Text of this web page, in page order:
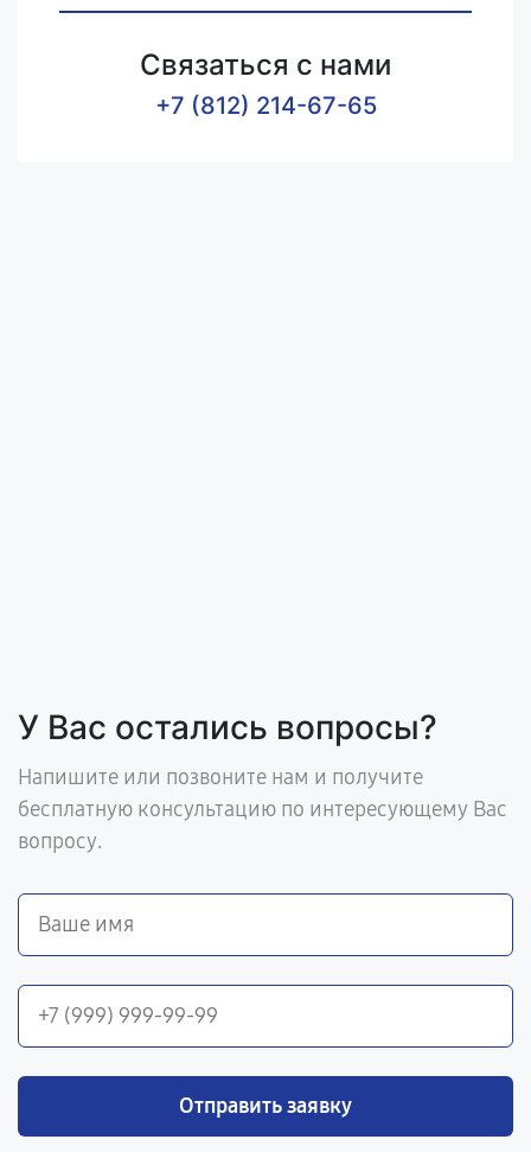
Связаться с нами
+7 (812) 214-67-65
У Вас остались вопросы?
Напишите или позвоните нам и получите
бесплатную консультацию по интересующему Вас
вопросу.
Отправить заявку